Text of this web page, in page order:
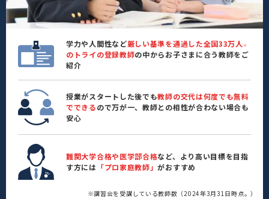
学力や人間性など厳しい基準を通過した全国33万人 ※
のトライの登録教師の中からお子さまに合う教師をご
紹介
授業がスタートした後でも教師の交代は何度でも無料
でできるので万が一、教師との相性が合わない場合も
安心
難関大学合格や医学部合格など、より高い目標を目指
す方には 「プロ家庭教師」がおすすめ
※講習会を受講している教師数（2024年3月31日時点。）